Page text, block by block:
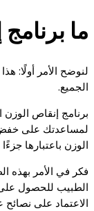
ما
لنوضح الأمر أولًا:
الجميع.
برنامج إنقاص
لمساعدتك على خفض
الوزن باعتبارها
فكر في الأمر بهذه
الطبيب للحصول
الاعتماد على